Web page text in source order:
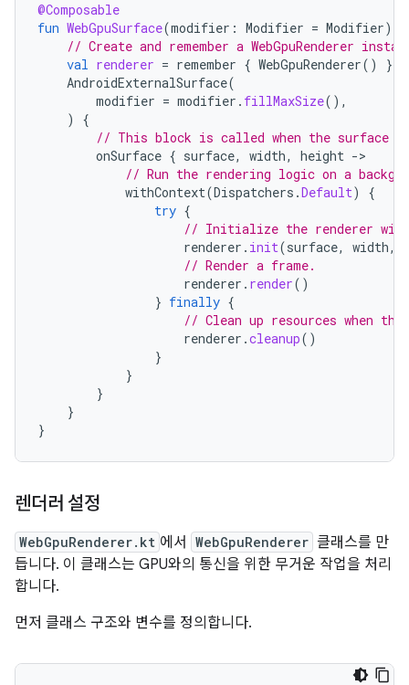
@Composable
fun WebGpuSurface(modifier : Modifier = Modifier)
// Create and remember a WebGpuRenderer
val renderer = remember { WebGpuRenderer()
}
AndroidExternalSurface(
modifier = modifier . fillMaxSize(),
)
{
// This block is called when the surface
onSurface { surface, width, height -
// Run the rendering logic on a
withContext(Dispatchers .Default)
{
try {
// Initialize the renderer with
renderer . init(surface, width,
// Render a frame.
renderer . render()
} finally {
// Clean up resources when
renderer .cleanup()
}
}
}
}
}
렌더러 설정
WebGpuRenderer.kt 에서 WebGpuRenderer 클래스를 만
듭니다. 이 클래스는 GPU와의 통신을 위한 무거운 작업을 처리
합니다.
먼저 클래스 구조와 변수를 정의합니다.